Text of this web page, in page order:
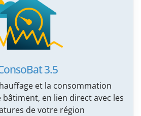
3.5
et la consommation
bâtiment, en lien direct avec les
de votre région